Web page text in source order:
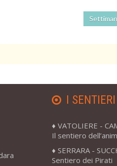
I SENTIERI
VATOLIERE -
Il sentiero
SERRARA -
Sentiero dei Pirati